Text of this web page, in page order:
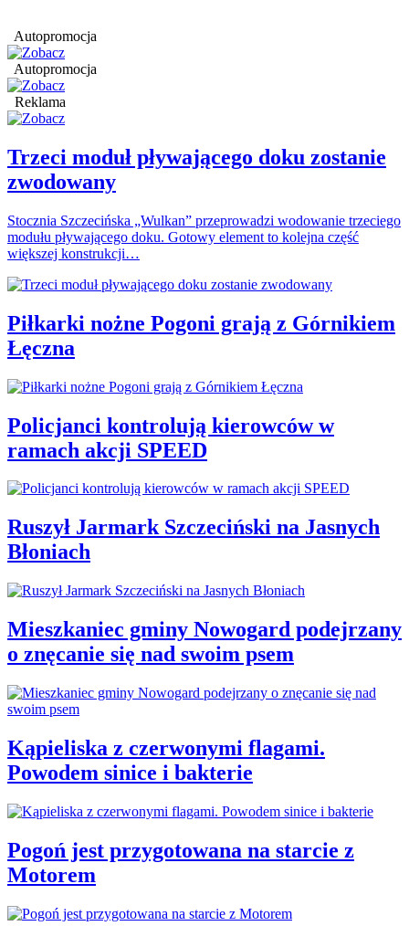
Autopromocja
Autopromocja
Reklama
Trzeci moduł pływającego doku zostanie
zwodowany
Stocznia Szczecińska „Wulkan” przeprowadzi wodowanie trzeciego
modułu pływającego doku. Gotowy element to kolejna część
większej konstrukcji…
Piłkarki nożne Pogoni grają z Górnikiem
Łęczna
Policjanci kontrolują kierowców w
ramach akcji SPEED
Ruszył Jarmark Szczeciński na Jasnych
Błoniach
Mieszkaniec gminy Nowogard podejrzany
o znęcanie się nad swoim psem
Kąpieliska z czerwonymi flagami.
Powodem sinice i bakterie
Pogoń jest przygotowana na starcie z
Motorem